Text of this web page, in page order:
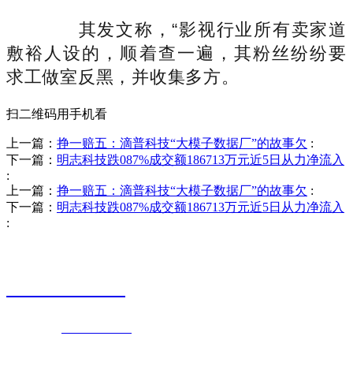
其发文称，“影视行业所有卖家道
敷裕人设的，顺着查一遍，其粉丝纷纷要
求工做室反黑，并收集多方。
扫二维码用手机看
上一篇： 挣一赔五：滴普科技“大模子数据厂”的故事欠 :
下一篇： 明志科技跌087%成交额186713万元近5日从力净流入
:
上一篇： 挣一赔五：滴普科技“大模子数据厂”的故事欠 :
下一篇： 明志科技跌087%成交额186713万元近5日从力净流入
: